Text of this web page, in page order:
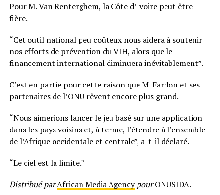
Pour M. Van Renterghem, la Côte d’Ivoire peut être
fière.
“Cet outil national peu coûteux nous aidera à soutenir
nos efforts de prévention du VIH, alors que le
financement international diminuera inévitablement”.
C’est en partie pour cette raison que M. Fardon et ses
partenaires de l’ONU rêvent encore plus grand.
“Nous aimerions lancer le jeu basé sur une application
dans les pays voisins et, à terme, l’étendre à l’ensemble
de l’Afrique occidentale et centrale”, a-t-il déclaré.
“Le ciel est la limite.”
Distribué parAfrican Media AgencypourONUSIDA.